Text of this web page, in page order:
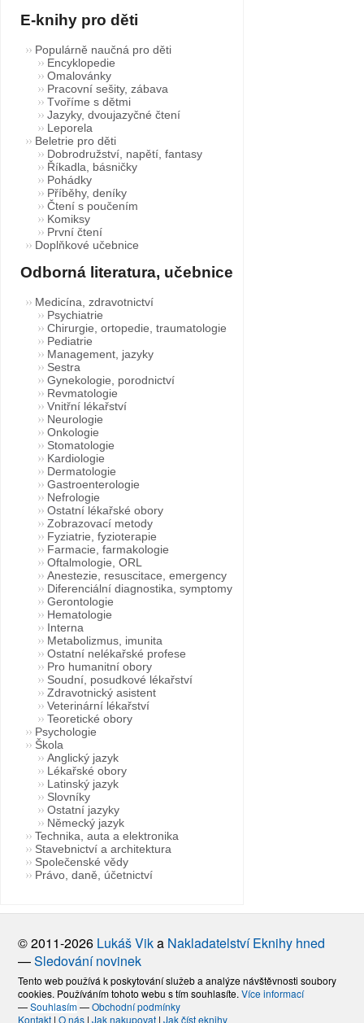
E-knihy pro děti
Populárně naučná pro děti
Encyklopedie
Omalovánky
Pracovní sešity, zábava
Tvoříme s dětmi
Jazyky, dvoujazyčné čtení
Leporela
Beletrie pro děti
Dobrodružství, napětí, fantasy
Říkadla, básničky
Pohádky
Příběhy, deníky
Čtení s poučením
Komiksy
První čtení
Doplňkové učebnice
Odborná literatura, učebnice
Medicína, zdravotnictví
Psychiatrie
Chirurgie, ortopedie, traumatologie
Pediatrie
Management, jazyky
Sestra
Gynekologie, porodnictví
Revmatologie
Vnitřní lékařství
Neurologie
Onkologie
Stomatologie
Kardiologie
Dermatologie
Gastroenterologie
Nefrologie
Ostatní lékařské obory
Zobrazovací metody
Fyziatrie, fyzioterapie
Farmacie, farmakologie
Oftalmologie, ORL
Anestezie, resuscitace, emergency
Diferenciální diagnostika, symptomy
Gerontologie
Hematologie
Interna
Metabolizmus, imunita
Ostatní nelékařské profese
Pro humanitní obory
Soudní, posudkové lékařství
Zdravotnický asistent
Veterinární lékařství
Teoretické obory
Psychologie
Škola
Anglický jazyk
Lékařské obory
Latinský jazyk
Slovníky
Ostatní jazyky
Německý jazyk
Technika, auta a elektronika
Stavebnictví a architektura
Společenské vědy
Právo, daně, účetnictví
© 2011-2026 Lukáš Vika Nakladatelství Eknihy hned
—Sledování novinek
Tento web používá k poskytování služeb a analýze návštěvnosti soubory
cookies. Používáním tohoto webu s tím souhlasíte.Více informací
—Souhlasím—Obchodní podmínky
Kontakt |O nás |Jak nakupovat |Jak číst eknihy